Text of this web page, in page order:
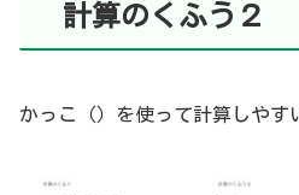
計算のくふう２
かっこ（）を使って計算しやす